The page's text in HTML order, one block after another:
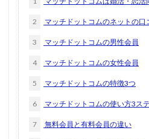
2 マッチドットコムのネットの口
3 マッチドットコムの男性会員
4 マッチドットコムの女性会員
5 マッチドットコムの特徴3つ
6 マッチドットコムの使い方3ス
7 無料会員と有料会員の違い